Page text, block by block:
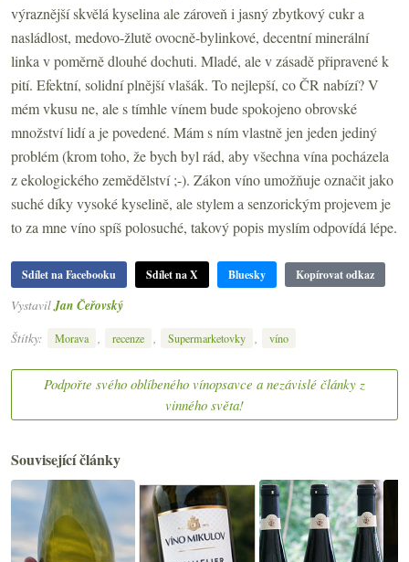
výraznější skvělá kyselina ale zároveň i jasný zbytkový cukr a
nasládlost, medovo-žlutě ovocně-bylinkové, decentní minerální
linka v poměrně dlouhé dochuti. Mladé, ale v zásadě připravené k
pití. Efektní, solidní plnější vlašák. To nejlepší, co ČR nabízí? V
mém vkusu ne, ale s tímhle vínem bude spokojeno obrovské
množství lidí a je povedené. Mám s ním vlastně jen jeden jediný
problém (krom toho, že bych byl rád, aby všechna vína pocházela
z ekologického zemědělství ;-). Zákon víno umožňuje označit jako
suché díky vysoké kyselině, ale stylem a senzorickým projevem je
to za mne víno spíš polosuché, takový popis myslím odpovídá lépe.
Sdílet na Facebooku Sdílet na X Bluesky Kopírovat odkaz
Vystavil Jan Čeřovský
Štítky:
Morava , recenze , Supermarketovky , víno
Podpořte svého oblíbeného vínopsavce a nezávislé články z
vinného světa!
Související články